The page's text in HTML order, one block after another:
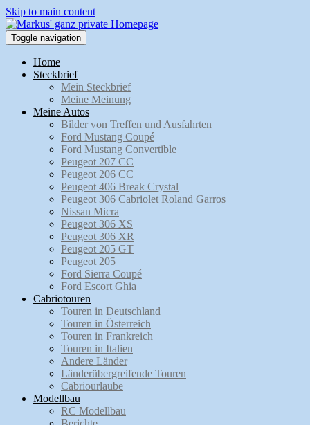
Skip to main content
Toggle navigation
Home
Steckbrief
Mein Steckbrief
Meine Meinung
Meine Autos
Bilder von Treffen und Ausfahrten
Ford Mustang Coupé
Ford Mustang Convertible
Peugeot 207 CC
Peugeot 206 CC
Peugeot 406 Break Crystal
Peugeot 306 Cabriolet Roland Garros
Nissan Micra
Peugeot 306 XS
Peugeot 306 XR
Peugeot 205 GT
Peugeot 205
Ford Sierra Coupé
Ford Escort Ghia
Cabriotouren
Touren in Deutschland
Touren in Österreich
Touren in Frankreich
Touren in Italien
Andere Länder
Länderübergreifende Touren
Cabriourlaube
Modellbau
RC Modellbau